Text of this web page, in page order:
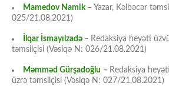
Mamedov Namik– Yazar, Kəlbəcər
025/21.08.2021)
İlqar İsmayılzadə – Redaksiya heyəti
təmsilçisi (Vəsiqə N: 026/21.08.2021)
Məmməd Gürşadoğlu – Redaksiya
üzrə təmsilçisi (Vəsiqə N: 027/21.08.2021)